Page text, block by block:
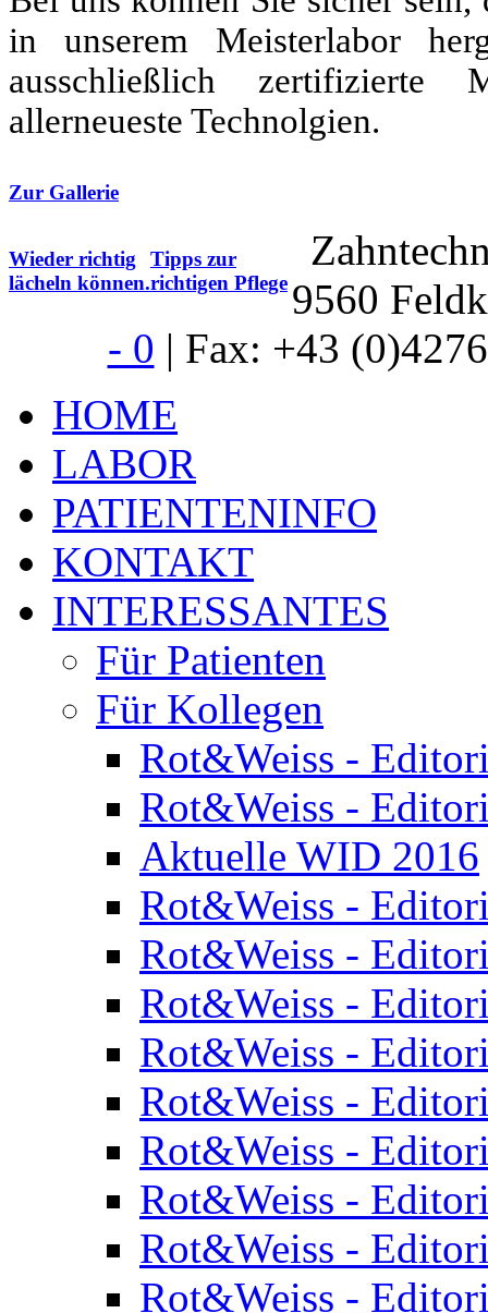
in unserem Meisterlabor
ausschließlich zertifizierte
allerneueste Technolgien.
Zur Gallerie
Wieder richtig
lächeln können.
Tipps zur
richtigen Pflege 9560
- 0 | Fax: +43
HOME
LABOR
PATIENTENINFO
KONTAKT
INTERESSANTES
Für Patienten
Für Kollegen
Rot&Weiss -
Rot&Weiss -
Aktuelle WID 2016
Rot&Weiss -
Rot&Weiss -
Rot&Weiss -
Rot&Weiss -
Rot&Weiss -
Rot&Weiss -
Rot&Weiss -
Rot&Weiss -
Rot&Weiss -